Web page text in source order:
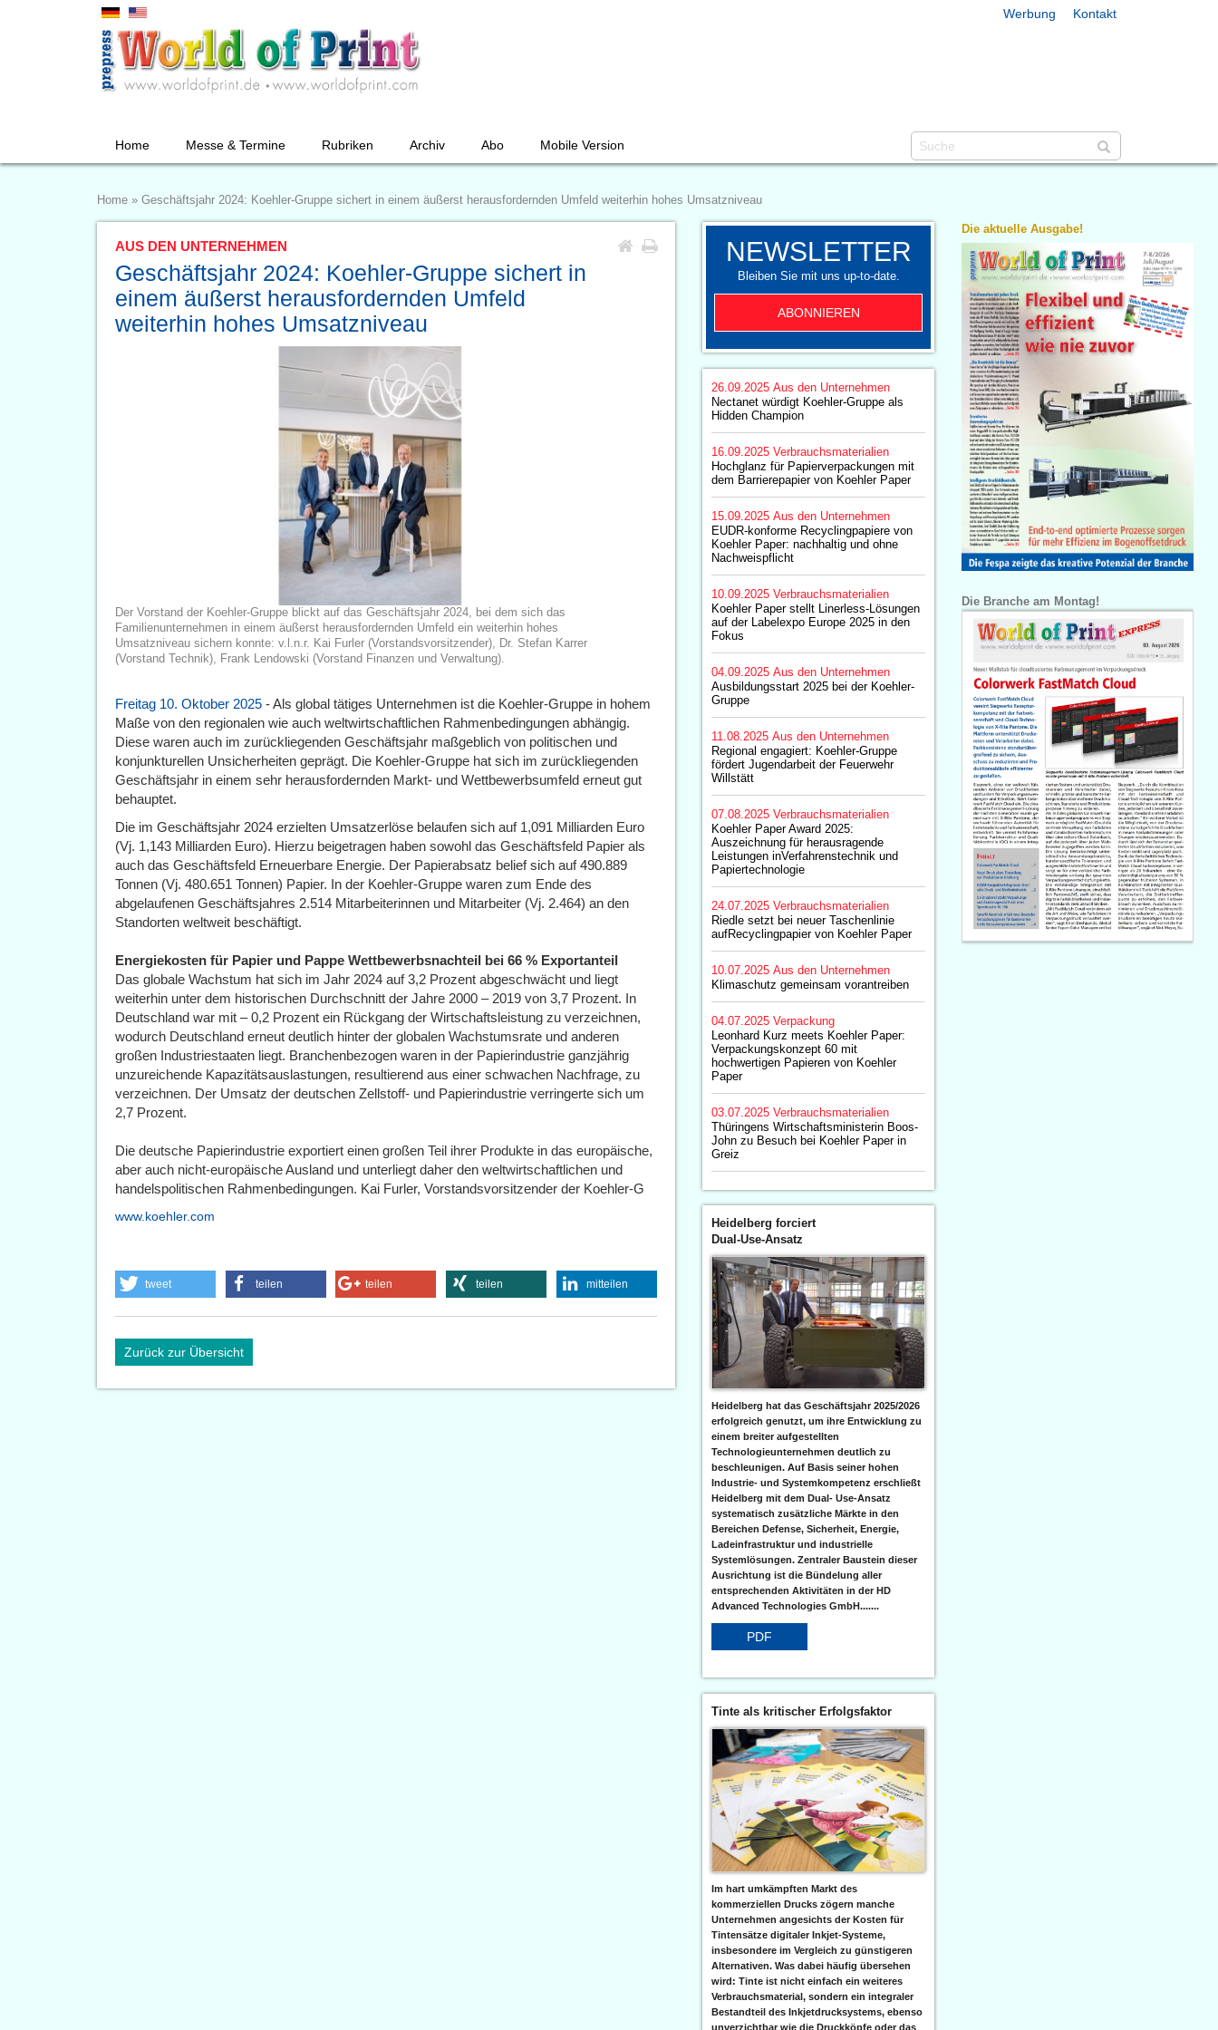
Werbung Kontakt
Home Messe & Termine Rubriken Archiv Abo Mobile Version
Home » Geschäftsjahr 2024: Koehler-Gruppe sichert in einem äußerst herausfordernden Umfeld weiterhin hohes Umsatzniveau
AUS DEN UNTERNEHMEN
Geschäftsjahr 2024: Koehler-Gruppe sichert in
einem äußerst herausfordernden Umfeld
weiterhin hohes Umsatzniveau
Der Vorstand der Koehler-Gruppe blickt auf das Geschäftsjahr 2024, bei dem sich das
Familienunternehmen in einem äußerst herausfordernden Umfeld ein weiterhin hohes
Umsatzniveau sichern konnte: v.l.n.r. Kai Furler (Vorstandsvorsitzender), Dr. Stefan Karrer
(Vorstand Technik), Frank Lendowski (Vorstand Finanzen und Verwaltung).
Freitag 10. Oktober 2025 - Als global tätiges Unternehmen ist die Koehler-Gruppe in hohem
Maße von den regionalen wie auch weltwirtschaftlichen Rahmenbedingungen abhängig.
Diese waren auch im zurückliegenden Geschäftsjahr maßgeblich von politischen und
konjunkturellen Unsicherheiten geprägt. Die Koehler-Gruppe hat sich im zurückliegenden
Geschäftsjahr in einem sehr herausfordernden Markt- und Wettbewerbsumfeld erneut gut
behauptet.
Die im Geschäftsjahr 2024 erzielten Umsatzerlöse belaufen sich auf 1,091 Milliarden Euro
(Vj. 1,143 Milliarden Euro). Hierzu beigetragen haben sowohl das Geschäftsfeld Papier als
auch das Geschäftsfeld Erneuerbare Energie. Der Papierabsatz belief sich auf 490.889
Tonnen (Vj. 480.651 Tonnen) Papier. In der Koehler-Gruppe waren zum Ende des
abgelaufenen Geschäftsjahres 2.514 Mitarbeiterinnen und Mitarbeiter (Vj. 2.464) an den
Standorten weltweit beschäftigt.
Energiekosten für Papier und Pappe Wettbewerbsnachteil bei 66 % Exportanteil
Das globale Wachstum hat sich im Jahr 2024 auf 3,2 Prozent abgeschwächt und liegt
weiterhin unter dem historischen Durchschnitt der Jahre 2000 – 2019 von 3,7 Prozent. In
Deutschland war mit – 0,2 Prozent ein Rückgang der Wirtschaftsleistung zu verzeichnen,
wodurch Deutschland erneut deutlich hinter der globalen Wachstumsrate und anderen
großen Industriestaaten liegt. Branchenbezogen waren in der Papierindustrie ganzjährig
unzureichende Kapazitätsauslastungen, resultierend aus einer schwachen Nachfrage, zu
verzeichnen. Der Umsatz der deutschen Zellstoff- und Papierindustrie verringerte sich um
2,7 Prozent.
Die deutsche Papierindustrie exportiert einen großen Teil ihrer Produkte in das europäische,
aber auch nicht-europäische Ausland und unterliegt daher den weltwirtschaftlichen und
handelspolitischen Rahmenbedingungen. Kai Furler, Vorstandsvorsitzender der Koehler-G
www.koehler.com
tweet teilen teilen teilen mitteilen
Zurück zur Übersicht
NEWSLETTER
Bleiben Sie mit uns up-to-date.
ABONNIEREN
26.09.2025 Aus den Unternehmen
Nectanet würdigt Koehler-Gruppe als
Hidden Champion
16.09.2025 Verbrauchsmaterialien
Hochglanz für Papierverpackungen mit
dem Barrierepapier von Koehler Paper
15.09.2025 Aus den Unternehmen
EUDR-konforme Recyclingpapiere von
Koehler Paper: nachhaltig und ohne
Nachweispflicht
10.09.2025 Verbrauchsmaterialien
Koehler Paper stellt Linerless-Lösungen
auf der Labelexpo Europe 2025 in den
Fokus
04.09.2025 Aus den Unternehmen
Ausbildungsstart 2025 bei der Koehler-
Gruppe
11.08.2025 Aus den Unternehmen
Regional engagiert: Koehler-Gruppe
fördert Jugendarbeit der Feuerwehr
Willstätt
07.08.2025 Verbrauchsmaterialien
Koehler Paper Award 2025:
Auszeichnung für herausragende
Leistungen inVerfahrenstechnik und
Papiertechnologie
24.07.2025 Verbrauchsmaterialien
Riedle setzt bei neuer Taschenlinie
aufRecyclingpapier von Koehler Paper
10.07.2025 Aus den Unternehmen
Klimaschutz gemeinsam vorantreiben
04.07.2025 Verpackung
Leonhard Kurz meets Koehler Paper:
Verpackungskonzept 60 mit
hochwertigen Papieren von Koehler
Paper
03.07.2025 Verbrauchsmaterialien
Thüringens Wirtschaftsministerin Boos-
John zu Besuch bei Koehler Paper in
Greiz
Heidelberg forciert
Dual-Use-Ansatz
Heidelberg hat das Geschäftsjahr 2025/2026
erfolgreich genutzt, um ihre Entwicklung zu
einem breiter aufgestellten
Technologieunternehmen deutlich zu
beschleunigen. Auf Basis seiner hohen
Industrie- und Systemkompetenz erschließt
Heidelberg mit dem Dual- Use-Ansatz
systematisch zusätzliche Märkte in den
Bereichen Defense, Sicherheit, Energie,
Ladeinfrastruktur und industrielle
Systemlösungen. Zentraler Baustein dieser
Ausrichtung ist die Bündelung aller
entsprechenden Aktivitäten in der HD
Advanced Technologies GmbH.......
PDF
Tinte als kritischer Erfolgsfaktor
Im hart umkämpften Markt des
kommerziellen Drucks zögern manche
Unternehmen angesichts der Kosten für
Tintensätze digitaler Inkjet-Systeme,
insbesondere im Vergleich zu günstigeren
Alternativen. Was dabei häufig übersehen
wird: Tinte ist nicht einfach ein weiteres
Verbrauchsmaterial, sondern ein integraler
Bestandteil des Inkjetdrucksystems, ebenso
unverzichtbar wie die Druckköpfe oder das
Die aktuelle Ausgabe!
Die Branche am Montag!